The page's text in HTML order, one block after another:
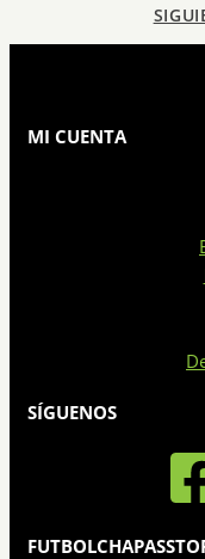
MI CUENTA
SÍGUENOS